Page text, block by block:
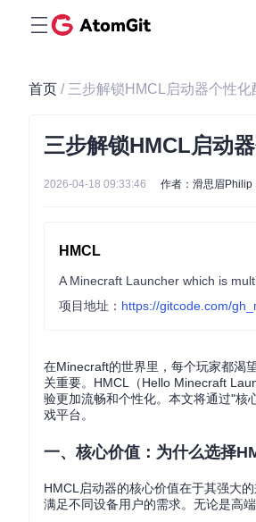
首页 / 三步解锁HMCL启动器个性
三步解锁HMCL启动
2026-04-18 09:33:46 作者：滑思眉Philip
HMCL
A Minecraft Launcher which is
项目地址： https://gitcode.com/
在Minecraft的世界里，每个玩家都渴
关重要。HMCL（Hello Minecraft
验更加流畅和个性化。本文将通过"核
戏平台。
一、核心价值：为什么选择
HMCL启动器的核心价值在于其强大
满足不同设备用户的需求。无论是高